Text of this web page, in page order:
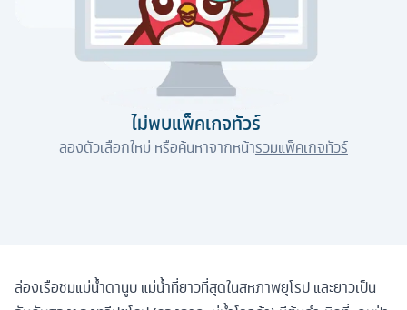
ไม่พบแพ็คเกจทัวร์
ลองตัวเลือกใหม่ หรือค้นหาจากหน้ารวมแพ็คเกจทัวร์
ล่องเรือชมแม่น้ำดานูบ แม่น้ำที่ยาวที่สุดในสหภาพยุโรป และยาวเป็น